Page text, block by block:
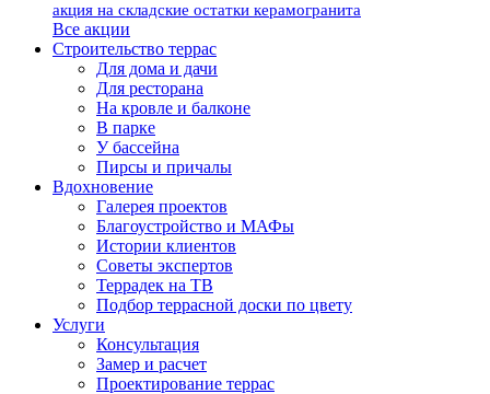
акция на складские остатки керамогранита
Все акции
Строительство террас
Для дома и дачи
Для ресторана
На кровле и балконе
В парке
У бассейна
Пирсы и причалы
Вдохновение
Галерея проектов
Благоустройство и МАФы
Истории клиентов
Советы экспертов
Террадек на ТВ
Подбор террасной доски по цвету
Услуги
Консультация
Замер и расчет
Проектирование террас